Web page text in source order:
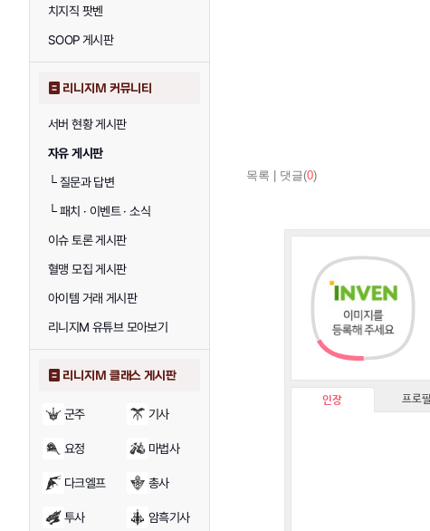
치지직 팟벤
SOOP 게시판
리니지M 커뮤니티
서버 현황 게시판
자유 게시판
└질문과 답변
└패치 · 이벤트 · 소식
이슈 토론 게시판
혈맹 모집 게시판
아이템 거래 게시판
리니지M 유튜브 모아보기
리니지M 클래스 게시판
군주 기사
요정 마법사
다크엘프 총사
투사 암흑기사
목록 댓글(0)
인장 프로필